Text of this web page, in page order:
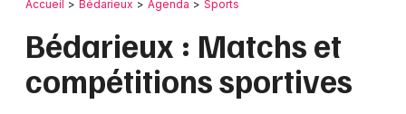
Publier un événement
Bordeaux
Colmar
Retour
Accueil Bédarieux Agenda Sports
Bédarieux : Matchs et
compétitions sportives
Languedoc-Roussillon
Partout
Près de moi
Changer de lieu